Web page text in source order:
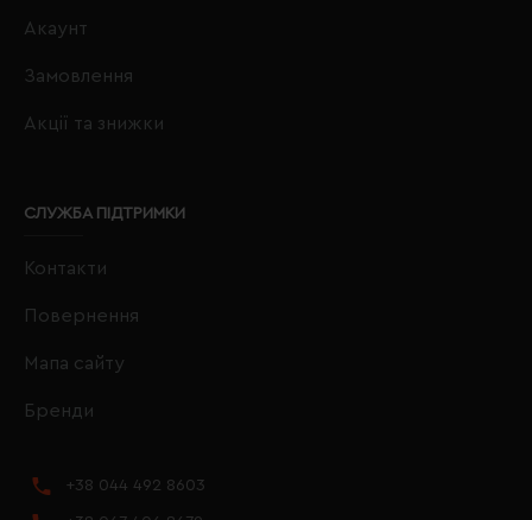
Акаунт
Замовлення
Акції та знижки
СЛУЖБА ПІДТРИМКИ
Контакти
Повернення
Мапа сайту
Бренди
+38 044 492 8603